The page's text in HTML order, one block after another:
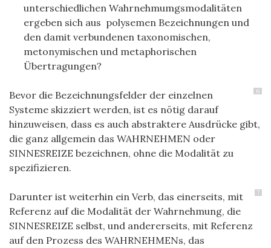
unterschiedlichen Wahrnehmumgsmodalitäten
ergeben sich aus polysemen Bezeichnungen und
den damit verbundenen taxonomischen,
metonymischen und metaphorischen
Übertragungen?
6
Bevor die Bezeichnungsfelder der einzelnen
Systeme skizziert werden, ist es nötig darauf
hinzuweisen, dass es auch abstraktere Ausdrücke gibt,
die ganz allgemein das WAHRNEHMEN oder
SINNESREIZE bezeichnen, ohne die Modalität zu
spezifizieren.
7
Darunter ist weiterhin ein Verb, das einerseits, mit
Referenz auf die Modalität der Wahrnehmung, die
SINNESREIZE selbst, und andererseits, mit Referenz
auf den Prozess des WAHRNEHMENs, das